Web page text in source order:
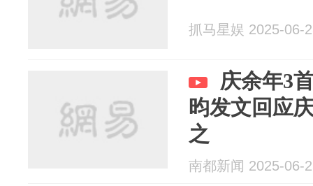
抓马星娱 2025-06-
庆余年3
昀发文回应
之
南都新闻 2025-06-